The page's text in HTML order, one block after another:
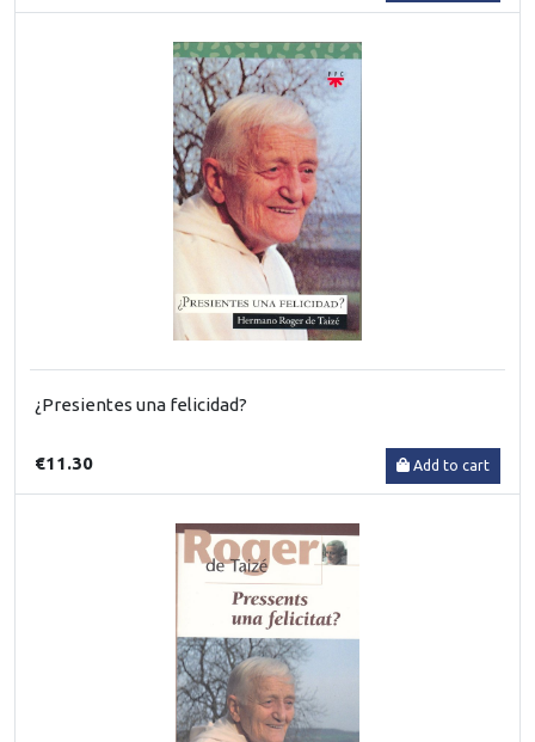
¿Presientes una felicidad?
€11.30 Add to cart